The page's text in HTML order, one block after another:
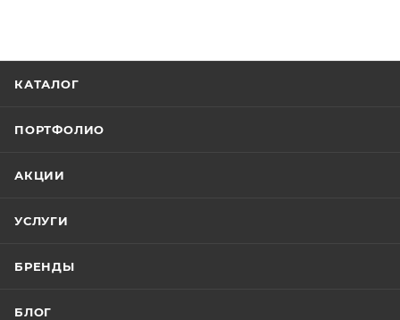
КАТАЛОГ
ПОРТФОЛИО
АКЦИИ
УСЛУГИ
БРЕНДЫ
БЛОГ